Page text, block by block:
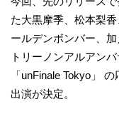
た大黒摩季、松本梨
ールデンボンバー、
トリーノンアルアン
「unFinale Tokyo」
出演が決定。